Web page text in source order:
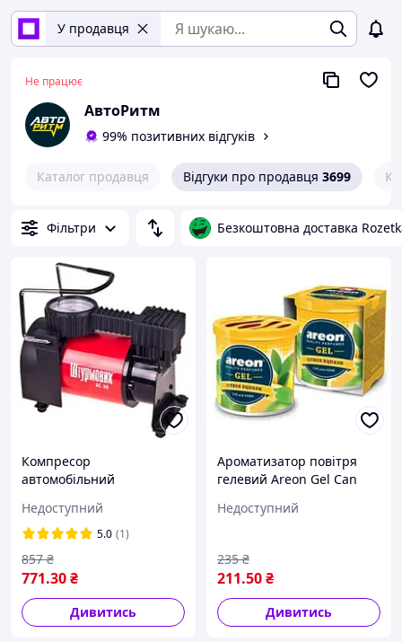
У продавця
Не працює
АвтоРитм
99% позитивних відгуків
Каталог продавця Відгуки про продавця 3699
Фільтри Безкоштовна доставка
Компресор
автомобільний
PSI, 12 А, 37 л/хв,
прикурювач)
Недоступний
5.0 (1)
771.30₴
857 ₴
Дивитись
Ароматизатор повітря
гелевий Areon Gel Can
(цитрусовий сквош)
Недоступний
211.50₴
235 ₴
Дивитись